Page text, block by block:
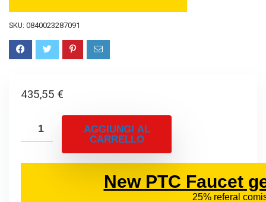
SKU: 0840023287091
435,55 €
AGGIUNGI AL
CARRELLO